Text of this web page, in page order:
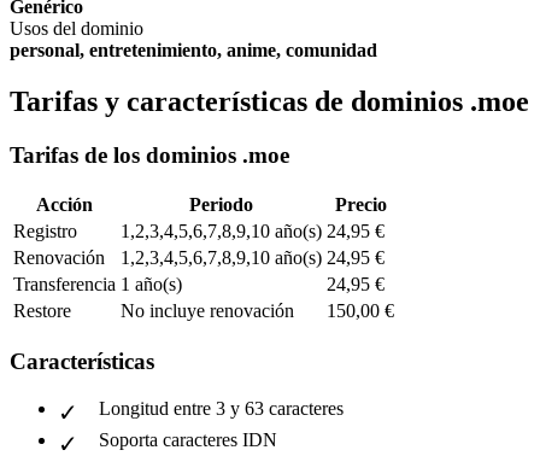
Genérico
Usos del dominio
personal, entretenimiento, anime, comunidad
Tarifas y características de dominios .moe
Tarifas de los dominios .moe
Acción Periodo
Precio
Registro
1,2,3,4,5,6,7,8,9,10 año(s) 24,95 €
Renovación
1,2,3,4,5,6,7,8,9,10 año(s) 24,95 €
Transferencia 1 año(s)
24,95 €
Restore
No incluye renovación 150,00 €
Características
Longitud entre 3 y 63 caracteres
Soporta caracteres IDN